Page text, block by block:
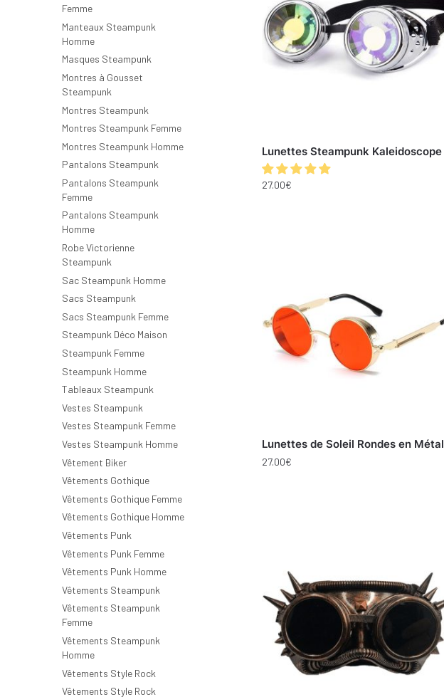
Lunettes Steampunk Kaleidoscope
27.00€
Lunettes de Soleil Rondes en Métal
27.00€
Femme
Manteaux Steampunk
Homme
Masques Steampunk
Montres à Gousset
Steampunk
Montres Steampunk
Montres Steampunk Femme
Montres Steampunk Homme
Pantalons Steampunk
Pantalons Steampunk
Femme
Pantalons Steampunk
Homme
Robe Victorienne
Steampunk
Sac Steampunk Homme
Sacs Steampunk
Sacs Steampunk Femme
Steampunk Déco Maison
Steampunk Femme
Steampunk Homme
Tableaux Steampunk
Vestes Steampunk
Vestes Steampunk Femme
Vestes Steampunk Homme
Vêtement Biker
Vêtements Gothique
Vêtements Gothique Femme
Vêtements Gothique Homme
Vêtements Punk
Vêtements Punk Femme
Vêtements Punk Homme
Vêtements Steampunk
Vêtements Steampunk
Femme
Vêtements Steampunk
Homme
Vêtements Style Rock
Vêtements Style Rock